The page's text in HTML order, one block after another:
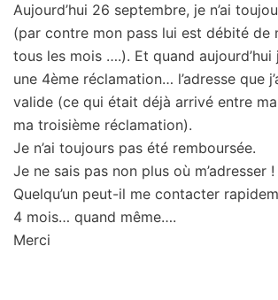
Aujourd’hui 26 septembre, je n’ai
(par contre mon pass lui est débité de
tous les mois ….). Et quand aujourd’hui
une 4ème réclamation… l’adresse que
valide (ce qui était déjà arrivé entre
ma troisième réclamation).
Je n’ai toujours pas été remboursée.
Je ne sais pas non plus où m’adresser !
Quelqu’un peut-il me contacter
4 mois… quand même….
Merci